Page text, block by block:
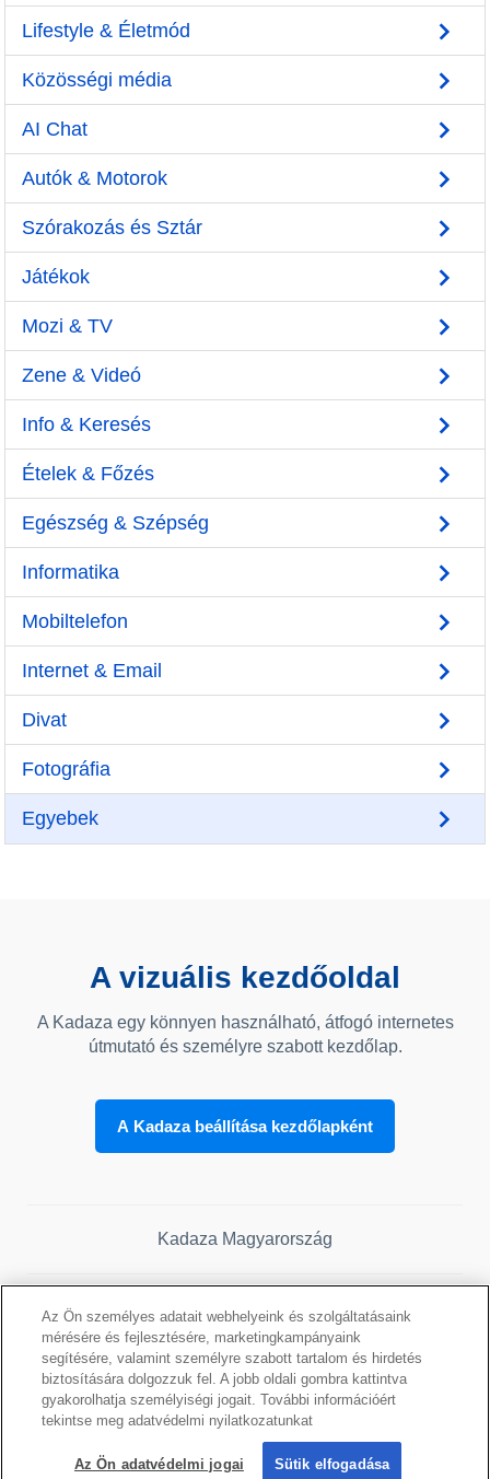
Lifestyle & Életmód
Közösségi média
AI Chat
Autók & Motorok
Szórakozás és Sztár
Játékok
Mozi & TV
Zene & Videó
Info & Keresés
Ételek & Főzés
Egészség & Szépség
Informatika
Mobiltelefon
Internet & Email
Divat
Fotográfia
Egyebek
A vizuális kezdőoldal
A Kadaza egy könnyen használható, átfogó internetes
útmutató és személyre szabott kezdőlap.
A Kadaza beállítása kezdőlapként
Kadaza Magyarország
©2026 Kadaza -Titoktartás-Szolgáltatási feltételek
Az Ön személyes adatait webhelyeink és szolgáltatásaink
mérésére és fejlesztésére, marketingkampányaink
segítésére, valamint személyre szabott tartalom és hirdetés
biztosítására dolgozzuk fel. A jobb oldali gombra kattintva
gyakorolhatja személyiségi jogait. További információért
tekintse meg adatvédelmi nyilatkozatunkat
Az Ön adatvédelmi jogai Sütik elfogadása